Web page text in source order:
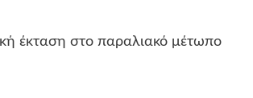
έκταση στο παραλιακό μέτωπο